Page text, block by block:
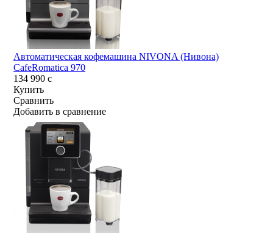
Автоматическая кофемашина NIVONA (Нивона)
CafeRomatica 970
134 990c
Купить
Сравнить
Добавить в сравнение